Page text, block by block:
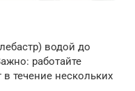
водой до
работайте
течение нескольких